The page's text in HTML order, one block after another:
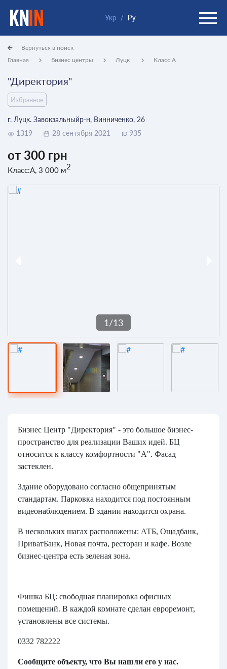
Укр / Ру
Главная Бизнес центры Луцк Класс A
Вернуться в поиск
"Директория"
Избранное
г. Луцк. Завокзальныйр-н, Винниченко, 26
1319
28 сентября 2021 ID 935
от 300 грн
Класс:A, 3 000 м2
1/13
Бизнес Центр "Директория" - это большое бизнес-
пространство для реализации Ваших идей. БЦ
относится к классу комфортности "А". Фасад
застеклен.
Здание оборудовано согласно общепринятым
стандартам. Парковка находится под постоянным
видеонаблюдением. В здании находится охрана.
В нескольких шагах расположены: АТБ, Ощадбанк,
ПриватБанк, Новая почта, ресторан и кафе. Возле
бизнес-центра есть зеленая зона.
Фишка БЦ: свободная планировка офисных
помещений. В каждой комнате сделан евроремонт,
установлены все системы.
0332 782222
Сообщите объекту, что Вы нашли его у нас.